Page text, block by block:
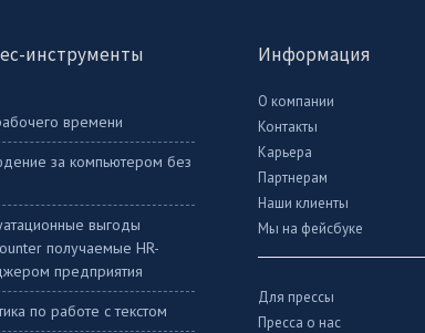
инструменты
времени
за компьютером без
выгоды
получаемые HR-
предприятия
по работе с текстом
Информация
О компании
Контакты
Карьера
Партнерам
Наши клиенты
Мы на фейсбуке
Для прессы
Пресса о нас